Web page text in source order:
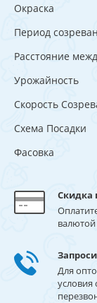
Окраска
Период
Расстояние
Урожайность
Скорость
Схема Посадки
Фасовка
Скидка
валютой
Для
условия